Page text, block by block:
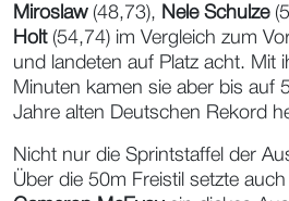
Miroslaw(48,73), Nele Schulze
Holt(54,74) im Vergleich zum
und landeten auf Platz acht. Mit
Minuten kamen sie aber bis auf
Jahre alten Deutschen Rekord
Nicht nur die Sprintstaffel der
Über die 50m Freistil setzte